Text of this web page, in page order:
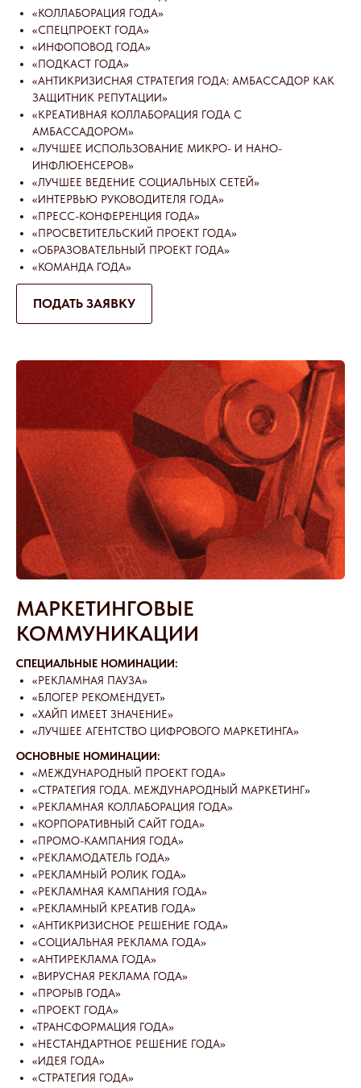
«КОЛЛАБОРАЦИЯ ГОДА»
«СПЕЦПРОЕКТ ГОДА»
«ИНФОПОВОД ГОДА»
«ПОДКАСТ ГОДА»
«АНТИКРИЗИСНАЯ СТРАТЕГИЯ ГОДА: АМБАССАДОР КАК
ЗАЩИТНИК РЕПУТАЦИИ»
«КРЕАТИВНАЯ КОЛЛАБОРАЦИЯ ГОДА С
АМБАССАДОРОМ»
«ЛУЧШЕЕ ИСПОЛЬЗОВАНИЕ МИКРО- И НАНО-
ИНФЛЮЕНСЕРОВ»
«ЛУЧШЕЕ ВЕДЕНИЕ СОЦИАЛЬНЫХ СЕТЕЙ»
«ИНТЕРВЬЮ РУКОВОДИТЕЛЯ ГОДА»
«ПРЕСС-КОНФЕРЕНЦИЯ ГОДА»
«ПРОСВЕТИТЕЛЬСКИЙ ПРОЕКТ ГОДА»
«ОБРАЗОВАТЕЛЬНЫЙ ПРОЕКТ ГОДА»
«КОМАНДА ГОДА»
ПОДАТЬ ЗАЯВКУ
МАРКЕТИНГОВЫЕ
КОММУНИКАЦИИ
СПЕЦИАЛЬНЫЕ НОМИНАЦИИ:
«РЕКЛАМНАЯ ПАУЗА»
«БЛОГЕР РЕКОМЕНДУЕТ»
«ХАЙП ИМЕЕТ ЗНАЧЕНИЕ»
«ЛУЧШЕЕ АГЕНТСТВО ЦИФРОВОГО МАРКЕТИНГА»
ОСНОВНЫЕ НОМИНАЦИИ:
«МЕЖДУНАРОДНЫЙ ПРОЕКТ ГОДА»
«СТРАТЕГИЯ ГОДА. МЕЖДУНАРОДНЫЙ МАРКЕТИНГ»
«РЕКЛАМНАЯ КОЛЛАБОРАЦИЯ ГОДА»
«КОРПОРАТИВНЫЙ САЙТ ГОДА»
«ПРОМО-КАМПАНИЯ ГОДА»
«РЕКЛАМОДАТЕЛЬ ГОДА»
«РЕКЛАМНЫЙ РОЛИК ГОДА»
«РЕКЛАМНАЯ КАМПАНИЯ ГОДА»
«РЕКЛАМНЫЙ КРЕАТИВ ГОДА»
«АНТИКРИЗИСНОЕ РЕШЕНИЕ ГОДА»
«СОЦИАЛЬНАЯ РЕКЛАМА ГОДА»
«АНТИРЕКЛАМА ГОДА»
«ВИРУСНАЯ РЕКЛАМА ГОДА»
«ПРОРЫВ ГОДА»
«ПРОЕКТ ГОДА»
«ТРАНСФОРМАЦИЯ ГОДА»
«НЕСТАНДАРТНОЕ РЕШЕНИЕ ГОДА»
«ИДЕЯ ГОДА»
«СТРАТЕГИЯ ГОДА»